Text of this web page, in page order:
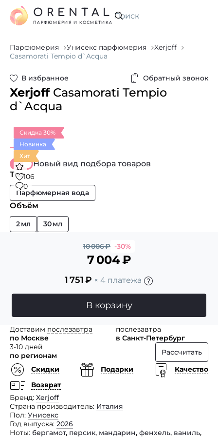
Искать
ORENTAL
ПАРФЮМЕРИЯ И КОСМЕТИКА
Парфюмерия Унисекс парфюмерия
Xerjoff
Casamorati Tempio d`Acqua
В избранное Обратный звонок
Xerjoff Casamorati Tempio
d`Acqua
Скидка 30%
Новинка
Хит
106
0
Новый вид подбора товаров
Тип
Парфюмерная вода
Объём
2 мл 30 мл
10 006₽ -30%
7 004₽
1 751₽ × 4 платежа
В корзину
Доставим послезавтра
по Москве
послезавтра
в Санкт-Петербург
3-10 дней
по регионам
Рассчитать
Скидки
Подарки
Качество
Возврат
Бренд Xerjoff
Страна производитель Италия
Пол Унисекс
Год выпуска 2026
Ноты бергамот, персик, мандарин, фенхель, ваниль,